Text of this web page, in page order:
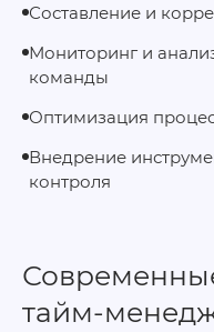
Составление и
Мониторинг и
команды
Оптимизация
Внедрение
контроля